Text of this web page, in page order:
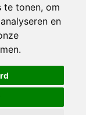
te tonen, om
en